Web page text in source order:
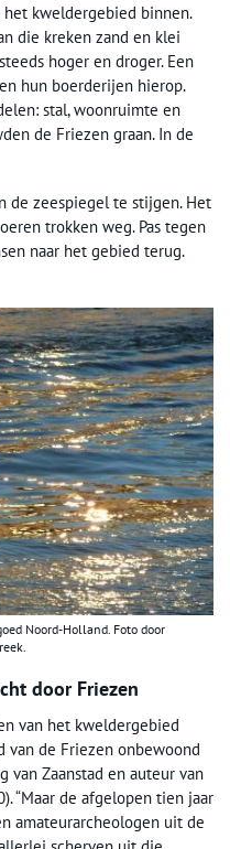
kweldergebied binnen.
die kreken zand en klei
hoger en droger. Een
hun boerderijen hierop.
stal, woonruimte en
de Friezen graan. In de
de zeespiegel te stijgen. Het
trokken weg. Pas tegen
naar het gebied terug.
Noord-Holland. Foto door
door Friezen
van het kweldergebied
de Friezen onbewoond
van Zaanstad en auteur van
“Maar de afgelopen tien jaar
amateurarcheologen uit de